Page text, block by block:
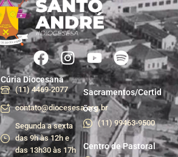
Cúria Diocesana
(11) 4469-2077
contato@diocesesa.org.br
Segunda a sexta
das 9h às 12h e
das 13h30 às 17h
Sacramentos/Certid
ões
(11) 99463-9500
Centro de Pastoral